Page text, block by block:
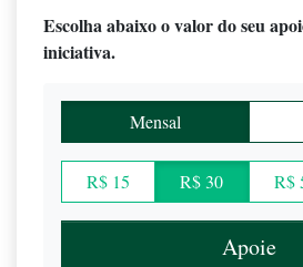
Escolha abaixo o valor do seu
iniciativa.
Mensal
R$ 15 R$ 30 R$
Apoie